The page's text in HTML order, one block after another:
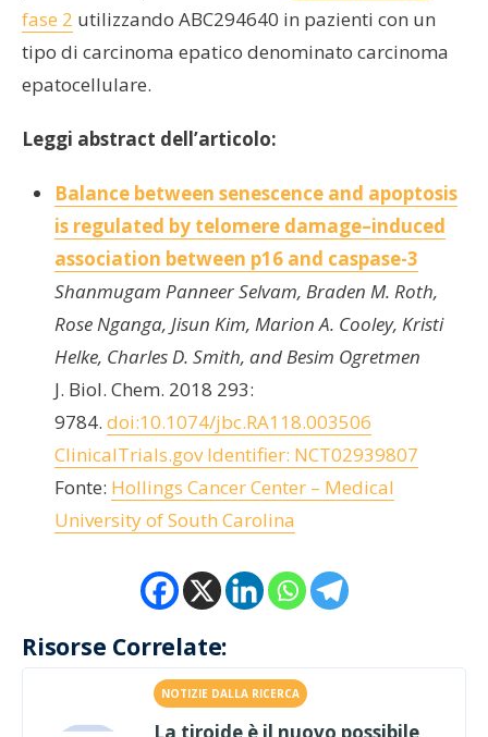
fase 2 utilizzando ABC294640 in pazienti con un
tipo di carcinoma epatico denominato carcinoma
epatocellulare.
Leggi abstract dell’articolo:
Balance between senescence and apoptosis
is regulated by telomere damage–induced
association between p16 and caspase-3
Shanmugam Panneer Selvam, Braden M. Roth,
Rose Nganga, Jisun Kim, Marion A. Cooley, Kristi
Helke, Charles D. Smith, and Besim Ogretmen
J. Biol. Chem. 2018 293:
9784. doi:10.1074/jbc.RA118.003506
ClinicalTrials.gov Identifier: NCT02939807
Fonte: Hollings Cancer Center – Medical
University of South Carolina
Risorse Correlate:
NOTIZIE DALLA RICERCA
La tiroide è il nuovo possibile